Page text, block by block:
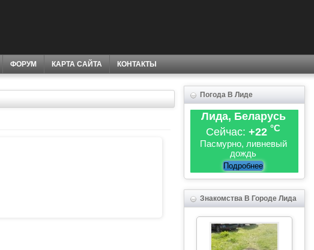
ФОРУМ КАРТА САЙТА КОНТАКТЫ
Погода В Лиде
Лида, Беларусь
Сейчас: +22 °C
Пасмурно, ливневый
дождь
Подробнее
Знакомства В Городе Лида